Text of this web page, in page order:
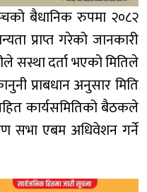
बैधानिक रुपमा २०८२
प्राप्त गरेको जानकारी
सस्था दर्ता भएको मितिले
प्राबधान अनुसार मिति
कार्यसमितिको बैठकले
सभा एबम अधिवेशन गर्ने